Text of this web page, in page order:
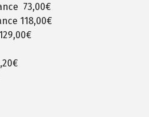
73,00€
118,00€